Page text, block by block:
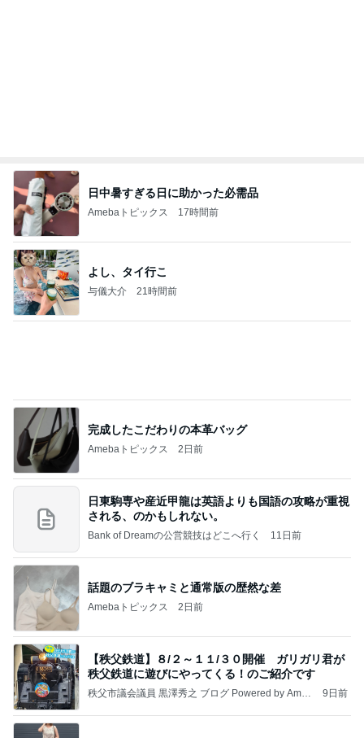
日中暑すぎる日に助かった必需品
Amebaトピックス 17時間前
よし、タイ行こ
与儀大介 21時間前
完成したこだわりの本革バッグ
Amebaトピックス 2日前
日東駒専や産近甲龍は英語よりも国語の攻略が重視
される、のかもしれない。
Bank of Dreamの公営競技はどこへ行く 11日前
話題のブラキャミと通常版の歴然な差
Amebaトピックス 2日前
【秩父鉄道】８/２～１１/３０開催 ガリガリ君が
秩父鉄道に遊びにやってくる！のご紹介です
秩父市議会議員 黒澤秀之 ブログ Powered by Ameb
9日前